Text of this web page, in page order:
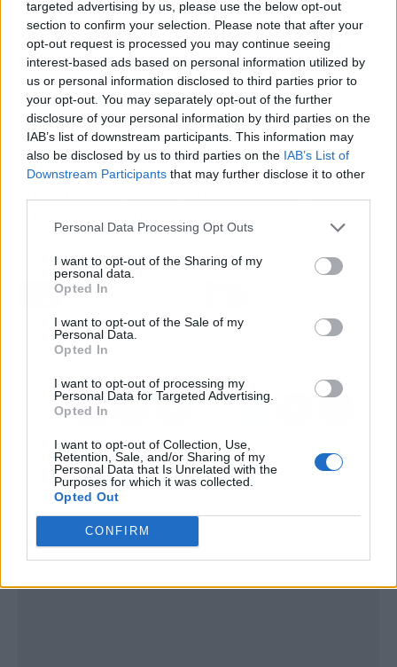
targeted advertising by us, please use the below opt-out
section to confirm your selection. Please note that after your
opt-out request is processed you may continue seeing
interest-based ads based on personal information utilized by
us or personal information disclosed to third parties prior to
your opt-out. You may separately opt-out of the further
disclosure of your personal information by third parties on the
IAB’s list of downstream participants. This information may
also be disclosed by us to third parties on the IAB’s List of
Downstream Participants that may further disclose it to other
Personal Data Processing Opt Outs
I want to opt-out of the Sharing of my
personal data.
Opted In
I want to opt-out of the Sale of my
Personal Data.
Opted In
I want to opt-out of processing my
Personal Data for Targeted Advertising.
Opted In
I want to opt-out of Collection, Use,
Retention, Sale, and/or Sharing of my
Personal Data that Is Unrelated with the
Purposes for which it was collected.
Opted Out
CONFIRM
alquiler de inmuebles.
Garanty Home proporciona ventajas al
inversor al contar con un amplio
conocimiento del mercado, transmitiendo las
mejores prácticas para la incorporación de
inmuebles y la consecución de clientes a través
de plataformas digitales innovadores que
Artículo anterior
La rentabilidad del
comprobadas para
aumentar la rentabilidad
Artículo siguiente
innovación y expansión